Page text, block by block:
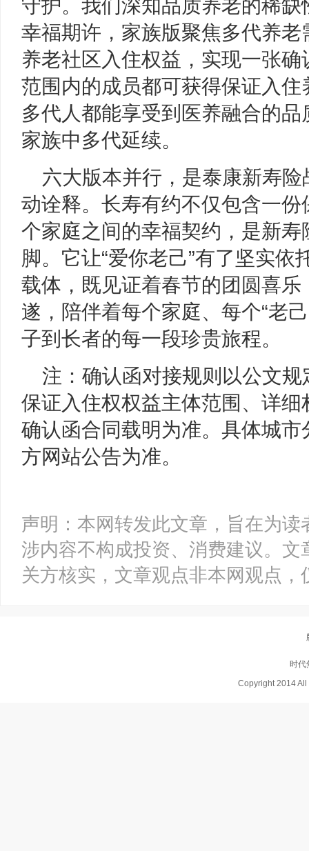
守护。我们深知品质养老的稀
幸福期许，家族版聚焦多代养
养老社区入住权益，实现一张
范围内的成员都可获得保证入
多代人都能享受到医养融合的
家族中多代延续。
六大版本并行，是泰康新寿险
动诠释。长寿有约不仅包含一
个家庭之间的幸福契约，是新
脚。它让“爱你老己”有了坚实依
载体，既见证着春节的团圆喜
遂，陪伴着每个家庭、每个“老
子到长者的每一段珍贵旅程。
注：确认函对接规则以公文
保证入住权权益主体范围、详
确认函合同载明为准。具体城
方网站公告为准。
声明：本网转发此文章，旨在为
涉内容不构成投资、消费建议。
关方核实，文章观点非本网观点，
时
Copyright 2014